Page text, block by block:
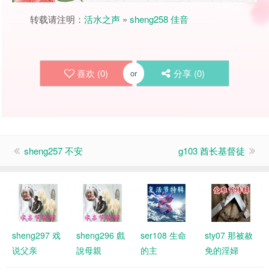
转载请注明： 活水之声 » sheng258 佳音
喜欢 (0) or 分享 (0)
sheng257 不安 g103 酋长基督徒
sheng297 戏
说父亲
sheng296 戲
說母親
ser108 生命
的主
sty07 那被赦
免的淫婦